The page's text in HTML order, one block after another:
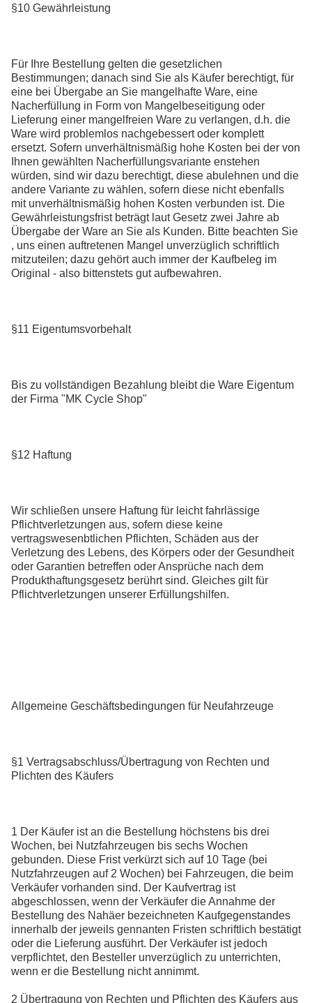
§10 Gewährleistung
Für Ihre Bestellung gelten die gesetzlichen
Bestimmungen; danach sind Sie als Käufer berechtigt, für
eine bei Übergabe an Sie mangelhafte Ware, eine
Nacherfüllung in Form von Mangelbeseitigung oder
Lieferung einer mangelfreien Ware zu verlangen, d.h. die
Ware wird problemlos nachgebessert oder komplett
ersetzt. Sofern unverhältnismäßig hohe Kosten bei der von
Ihnen gewählten Nacherfüllungsvariante enstehen
würden, sind wir dazu berechtigt, diese abulehnen und die
andere Variante zu wählen, sofern diese nicht ebenfalls
mit unverhältnismäßig hohen Kosten verbunden ist. Die
Gewährleistungsfrist beträgt laut Gesetz zwei Jahre ab
Übergabe der Ware an Sie als Kunden. Bitte beachten Sie
, uns einen auftretenen Mangel unverzüglich schriftlich
mitzuteilen; dazu gehört auch immer der Kaufbeleg im
Original - also bittenstets gut aufbewahren.
§11 Eigentumsvorbehalt
Bis zu vollständigen Bezahlung bleibt die Ware Eigentum
der Firma "MK Cycle Shop"
§12 Haftung
Wir schließen unsere Haftung für leicht fahrlässige
Pflichtverletzungen aus, sofern diese keine
vertragswesenbtlichen Pflichten, Schäden aus der
Verletzung des Lebens, des Körpers oder der Gesundheit
oder Garantien betreffen oder Ansprüche nach dem
Produkthaftungsgesetz berührt sind. Gleiches gilt für
Pflichtverletzungen unserer Erfüllungshilfen.
Allgemeine Geschäftsbedingungen für Neufahrzeuge
§1 Vertragsabschluss/Übertragung von Rechten und
Plichten des Käufers
1 Der Käufer ist an die Bestellung höchstens bis drei
Wochen, bei Nutzfahrzeugen bis sechs Wochen
gebunden. Diese Frist verkürzt sich auf 10 Tage (bei
Nutzfahrzeugen auf 2 Wochen) bei Fahrzeugen, die beim
Verkäufer vorhanden sind. Der Kaufvertrag ist
abgeschlossen, wenn der Verkäufer die Annahme der
Bestellung des Nahäer bezeichneten Kaufgegenstandes
innerhalb der jeweils gennanten Fristen schriftlich bestätigt
oder die Lieferung ausführt. Der Verkäufer ist jedoch
verpflichtet, den Besteller unverzüglich zu unterrichten,
wenn er die Bestellung nicht annimmt.
2 Übertragung von Rechten und Pflichten des Käufers aus